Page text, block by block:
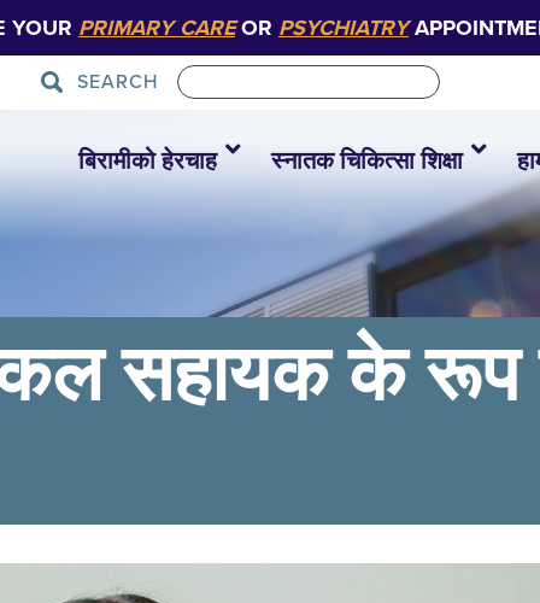
YOUR PRIMARY CAREOR PSYCHIATRY
SEARCH
बिरामीको हेरचाह स्नातक चिकित्सा शिक्षा
सहायक के रूप